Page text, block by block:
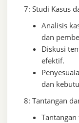
7: Studi Kasus
Analisis
dan
Diskusi
efektif.
dan
8: Tantangan